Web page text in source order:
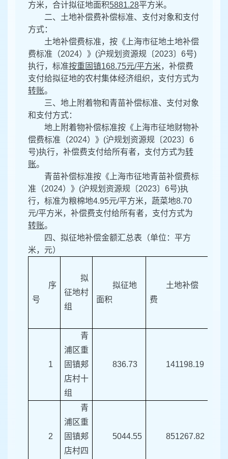
方米，合计拟征地面积5881.28平方米。
二、土地补偿费补偿标准、支付对象和支付
方式：
土地补偿费标准，按 《上海市征地土地补偿
费标准（2024）》(沪规划资源规〔2023〕6号)
执行，标准按重固镇168.75元/平方米，补偿费
支付给拟征地的农村集体经济组织，支付方式为
转账。
三、地上附着物和青苗补偿标准、支付对象
和支付方式：
地上附着物补偿标准按 《上海市征地财物补
偿费标准（2024）》(沪规划资源规〔2023〕6
号)执行，补偿费支付给所有者，支付方式为转
账。
青苗补偿标准按 《上海市征地青苗补偿费标
准（2024）》(沪规划资源规〔2023〕6号)执
行，标准为粮棉地4.95元/平方米，蔬菜地8.70
元/平方米，补偿费支付给所有者，支付方式为
转账。
四、 拟征地补偿金额汇总表（单位：平方
米，元）
序
号
拟
征地村
组
拟征地
面积
土地补偿
费
1
青
浦区重
固镇郏
店村十
组
836.73 141198.19
2
青
浦区重
固镇郏
店村四
5044.55 851267.82